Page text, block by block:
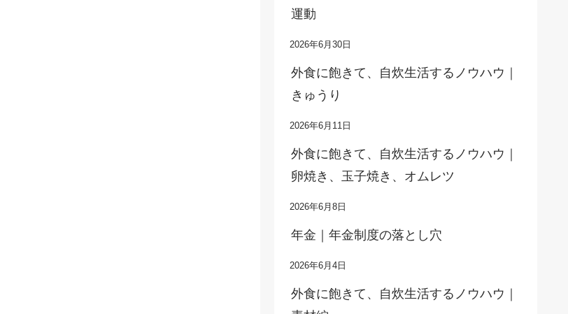
運動
2026年6月30日
外食に飽きて、自炊生活するノウハウ｜
きゅうり
2026年6月11日
外食に飽きて、自炊生活するノウハウ｜
卵焼き、玉子焼き、オムレツ
2026年6月8日
年金｜年金制度の落とし穴
2026年6月4日
外食に飽きて、自炊生活するノウハウ｜